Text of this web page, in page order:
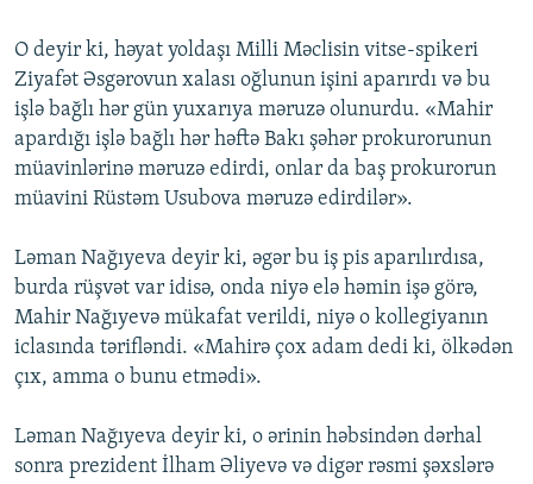
O deyir ki, həyat yoldaşı Milli Məclisin vitse-spikeri
Ziyafət Əsgərovun xalası oğlunun işini aparırdı və bu
işlə bağlı hər gün yuxarıya məruzə olunurdu. «Mahir
apardığı işlə bağlı hər həftə Bakı şəhər prokurorunun
müavinlərinə məruzə edirdi, onlar da baş prokurorun
müavini Rüstəm Usubova məruzə edirdilər».
Ləman Nağıyeva deyir ki, əgər bu iş pis aparılırdısa,
burda rüşvət var idisə, onda niyə elə həmin işə görə,
Mahir Nağıyevə mükafat verildi, niyə o kollegiyanın
iclasında tərifləndi. «Mahirə çox adam dedi ki, ölkədən
çıx, amma o bunu etmədi».
Ləman Nağıyeva deyir ki, o ərinin həbsindən dərhal
sonra prezident İlham Əliyevə və digər rəsmi şəxslərə